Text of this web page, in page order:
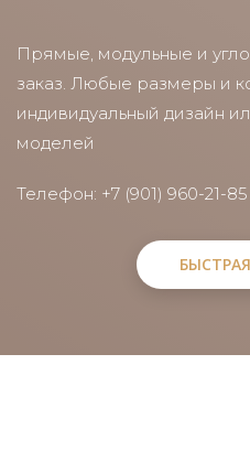
Прямые, модульные и
заказ. Любые размеры и
индивидуальный дизайн
моделей
Телефон: +7 (901) 960-21-85